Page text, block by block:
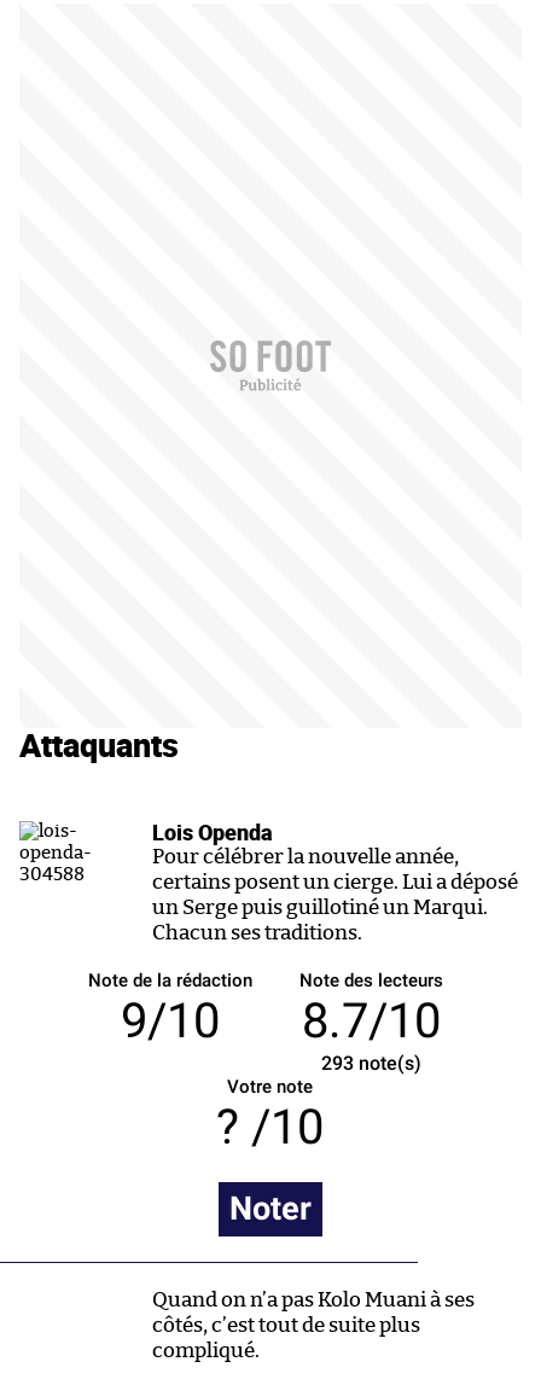
Attaquants
Lois Openda
Pour célébrer la nouvelle année,
certains posent un cierge. Lui a déposé
un Serge puis guillotiné un Marqui.
Chacun ses traditions.
Note de la rédaction
9/10
Note des lecteurs
8.7/10
293note(s)
Votre note
/10
Noter
Quand on n’a pas Kolo Muani à ses
côtés, c’est tout de suite plus
compliqué.